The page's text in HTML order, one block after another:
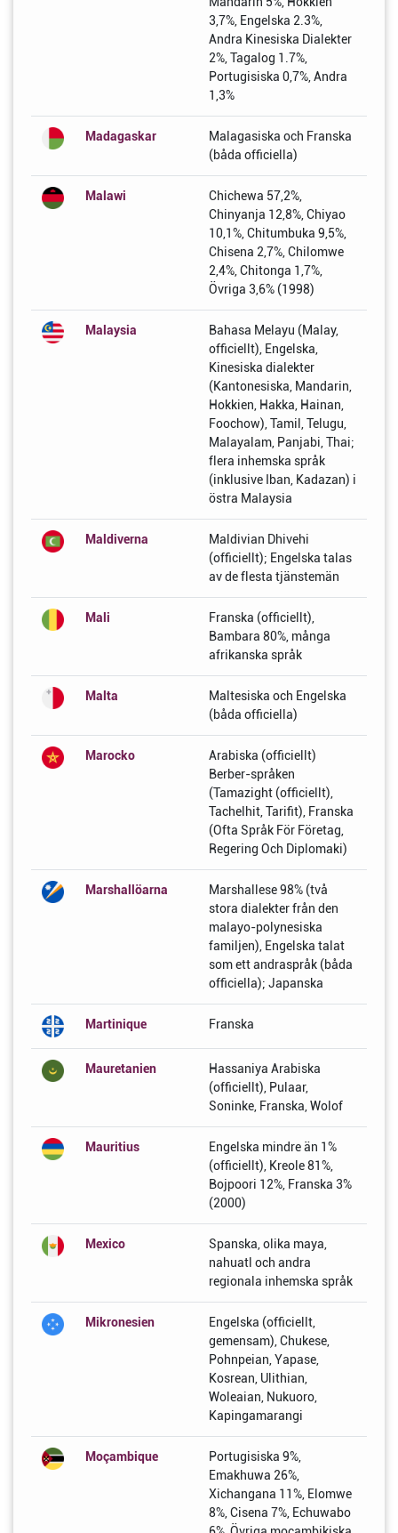
3,7%, Engelska 2.3%,
Andra Kinesiska Dialekter
2%, Tagalog 1.7%,
Portugisiska 0,7%, Andra
1,3%
Madagaskar
Malagasiska och Franska
(båda officiella)
Malawi
Chichewa 57,2%,
Chinyanja 12,8%, Chiyao
10,1%, Chitumbuka 9,5%,
Chisena 2,7%, Chilomwe
2,4%, Chitonga 1,7%,
Övriga 3,6% (1998)
Malaysia
Bahasa Melayu (Malay,
officiellt), Engelska,
Kinesiska dialekter
(Kantonesiska, Mandarin,
Hokkien, Hakka, Hainan,
Foochow), Tamil, Telugu,
Malayalam, Panjabi, Thai;
flera inhemska språk
(inklusive Iban, Kadazan) i
östra Malaysia
Maldiverna
Maldivian Dhivehi
(officiellt); Engelska talas
av de flesta tjänstemän
Mali
Franska (officiellt),
Bambara 80%, många
afrikanska språk
Malta
Maltesiska och Engelska
(båda officiella)
Marocko
Arabiska (officiellt)
Berber-språken
(Tamazight (officiellt),
Tachelhit, Tarifit), Franska
(Ofta Språk För Företag,
Regering Och Diplomaki)
Marshallöarna
Marshallese 98% (två
stora dialekter från den
malayo-polynesiska
familjen), Engelska talat
som ett andraspråk (båda
officiella); Japanska
Martinique Franska
Mauretanien
Hassaniya Arabiska
(officiellt), Pulaar,
Soninke, Franska, Wolof
Mauritius
Engelska mindre än 1%
(officiellt), Kreole 81%,
Bojpoori 12%, Franska 3%
(2000)
Mexico
Spanska, olika maya,
nahuatl och andra
regionala inhemska språk
Mikronesien
Engelska (officiellt,
gemensam), Chukese,
Pohnpeian, Yapase,
Kosrean, Ulithian,
Woleaian, Nukuoro,
Kapingamarangi
Moçambique
Portugisiska 9%,
Emakhuwa 26%,
Xichangana 11%, Elomwe
8%, Cisena 7%, Echuwabo